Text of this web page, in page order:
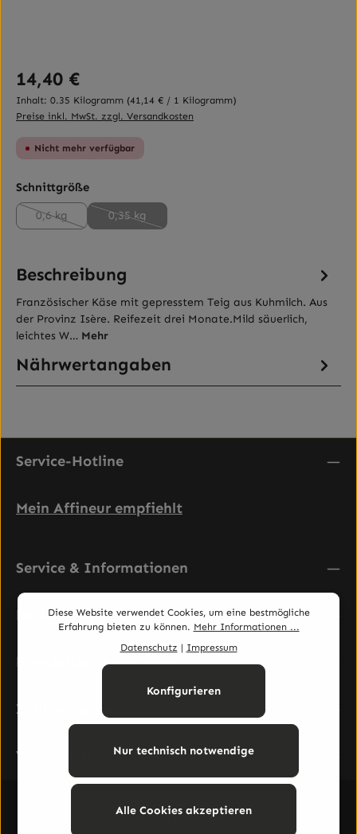
Regulärer Preis:
14,40 €
Inhalt: 0.35 Kilogramm (41,14 € / 1 Kilogramm)
Preise inkl. MwSt. zzgl. Versandkosten
Nicht mehr verfügbar
Schnittgrößeauswählen
0,6 kg
(Diese Option ist zurzeit nicht verfügbar.)
0,35 kg
(Diese Option ist zurzeit nicht verfügbar.)
Beschreibung
Französischer Käse mit gepresstem Teig aus Kuhmilch. Aus
der Provinz Isère. Reifezeit drei Monate.Mild säuerlich,
leichtes W… Mehr
Nährwertangaben
Service-Hotline
Mein Affineur empfiehlt
Service & Informationen
Rechtliches
Newsletter abonnieren
Zahlungsarten
Versandarten
Vertrag widerrufen
Diese Website verwendet Cookies, um eine bestmögliche
Erfahrung bieten zu können. Mehr Informationen ...
Datenschutz | Impressum
Nur technisch notwendige
Konfigurieren
Alle Cookies akzeptieren